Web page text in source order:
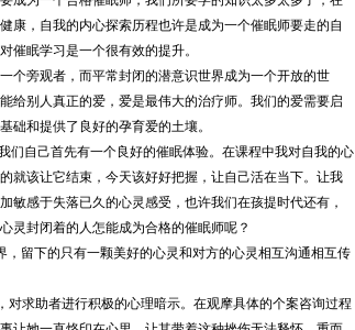
康，自我的内心探索历程也许是成为一个催眠师要走的自
催眠学习是一个很有效的提升。
个旁观者，而平常封闭的潜意识世界成为一个开放的世
给别人真正的爱，爱是最伟大的治疗师。我们的爱需要启
础和提供了良好的孕育爱的土壤。
们自己首先有一个良好的催眠体验。在课程中我对自我的心
就该让它结束，今天该好好把握，让自己活在当下。让我
感于失落已久的心灵感受，也许我们在孩提时代还有，
灵封闭着的人怎能成为合格的催眠师呢？
留下的只有一颗美好的心灵和对方的心灵相互沟通相互传
求助者进行积极的心理暗示。在观摩具体的个案咨询过程